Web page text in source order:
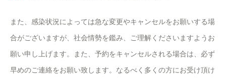
また、感染状況によっては急な変更やキャンセルをお願いする場
合がございますが、社会情勢を鑑み、ご理解くださいますようお
願い申し上げます。また、予約をキャンセルされる場合は、必ず
早めのご連絡をお願い致します。なるべく多くの方にお受け頂け